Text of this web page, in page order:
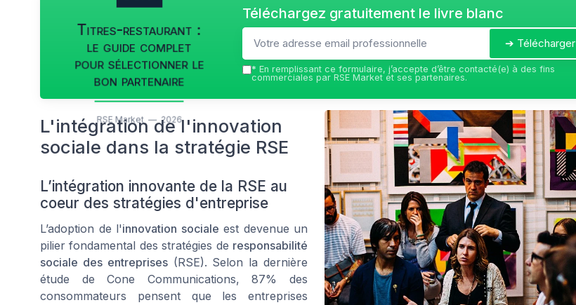
Titres-restaurant :
le guide complet
pour sélectionner le
bon partenaire
RSE Market — 2026
Téléchargez gratuitement le livre blanc
➔ Télécharger
* En remplissant ce formulaire, j’accepte d’être contacté(e) à des fins
commerciales par RSE Market et ses partenaires.
L'intégration de l'innovation
sociale dans la stratégie RSE
L’intégration innovante de la RSE au
coeur des stratégies d'entreprise
L’adoption de l'innovation sociale est devenue un
pilier fondamental des stratégies de responsabilité
sociale des entreprises(RSE). Selon la dernière
étude de Cone Communications, 87% des
consommateurs pensent que les entreprises